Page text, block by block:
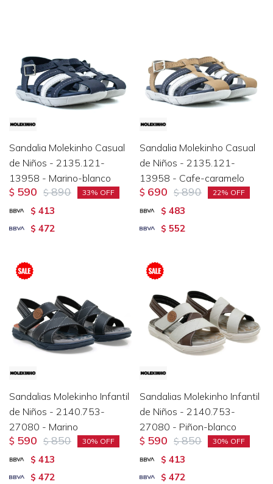
Sandalia Molekinho Casual
de Niños - 2135.121-
13958 - Marino-blanco
$ 590 $ 890 33
$ 413
$ 472
Sandalia Molekinho Casual
de Niños - 2135.121-
13958 - Cafe-caramelo
$ 690 $ 890 22
$ 483
$ 552
Sandalias Molekinho Infantil
de Niños - 2140.753-
27080 - Marino
$ 590 $ 850 30
$ 413
$ 472
Sandalias Molekinho Infantil
de Niños - 2140.753-
27080 - Piñon-blanco
$ 590 $ 850 30
$ 413
$ 472